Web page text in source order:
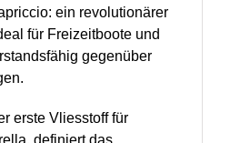
ein revolutionärer
für Freizeitboote und
gegenüber
erste Vliesstoff für
definiert das